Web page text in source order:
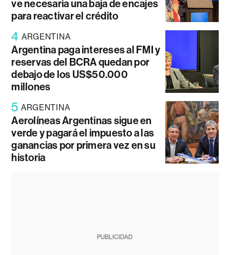
ve necesaria una baja de encajes
para reactivar el crédito
4 ARGENTINA
Argentina paga intereses al FMI y
reservas del BCRA quedan por
debajo de los US$50.000
millones
5 ARGENTINA
Aerolíneas Argentinas sigue en
verde y pagará el impuesto a las
ganancias por primera vez en su
historia
PUBLICIDAD